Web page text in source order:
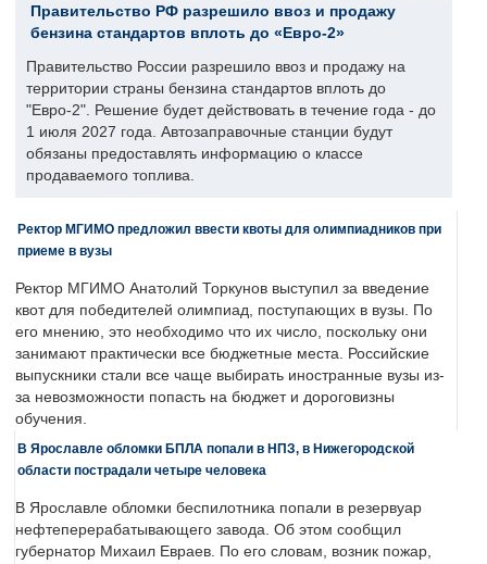
Правительство РФ разрешило ввоз и продажу
бензина стандартов вплоть до «Евро-2»
Правительство России разрешило ввоз и продажу на
территории страны бензина стандартов вплоть до
"Евро-2". Решение будет действовать в течение года - до
1 июля 2027 года. Автозаправочные станции будут
обязаны предоставлять информацию о классе
продаваемого топлива.
Ректор МГИМО предложил ввести квоты для олимпиадников при
приеме в вузы
Ректор МГИМО Анатолий Торкунов выступил за введение
квот для победителей олимпиад, поступающих в вузы. По
его мнению, это необходимо что их число, поскольку они
занимают практически все бюджетные места. Российские
выпускники стали все чаще выбирать иностранные вузы из-
за невозможности попасть на бюджет и дороговизны
обучения.
В Ярославле обломки БПЛА попали в НПЗ, в Нижегородской
области пострадали четыре человека
В Ярославле обломки беспилотника попали в резервуар
нефтеперерабатывающего завода. Об этом сообщил
губернатор Михаил Евраев. По его словам, возник пожар,